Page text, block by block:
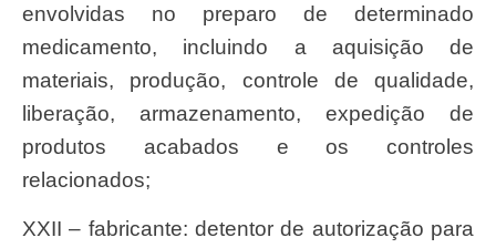
envolvidas no preparo de determinado
medicamento, incluindo a aquisição de
materiais, produção, controle de qualidade,
liberação, armazenamento, expedição de
produtos acabados e os controles
relacionados;
XXII – fabricante: detentor de autorização para